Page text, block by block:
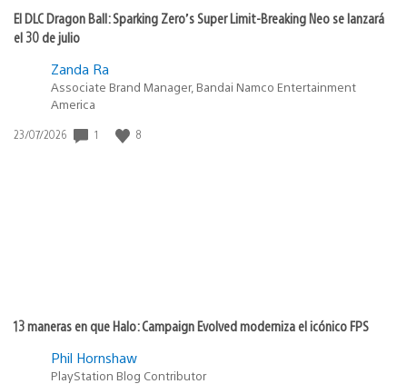
El DLC Dragon Ball: Sparking Zero’s Super Limit-Breaking Neo se lanzará
el 30 de julio
Zanda Ra
Associate Brand Manager, Bandai Namco Entertainment
America
Fecha
23/07/2026 1 8
13 maneras en que Halo: Campaign Evolved moderniza el icónico FPS
Phil Hornshaw
PlayStation Blog Contributor